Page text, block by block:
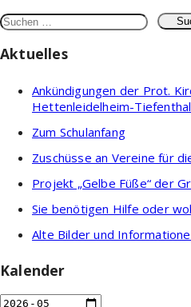
Suchen
nach:
Aktuelles
Ankündigungen der Prot.
Hettenleidelheim-Tiefenthal
Zum Schulanfang
Zuschüsse an Vereine für
Projekt „Gelbe Füße“ der
Sie benötigen Hilfe oder
Alte Bilder und
Kalender